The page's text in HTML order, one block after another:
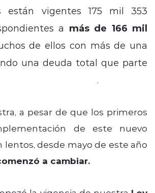
están vigentes 175 mil 353
a más de 166 mil
de ellos con más de una
una deuda total que parte
.
a pesar de que los primeros
de este nuevo
lentos, desde mayo de este año
a cambiar.